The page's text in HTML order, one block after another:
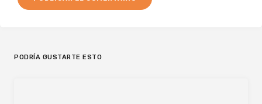
PODRÍA GUSTARTE ESTO